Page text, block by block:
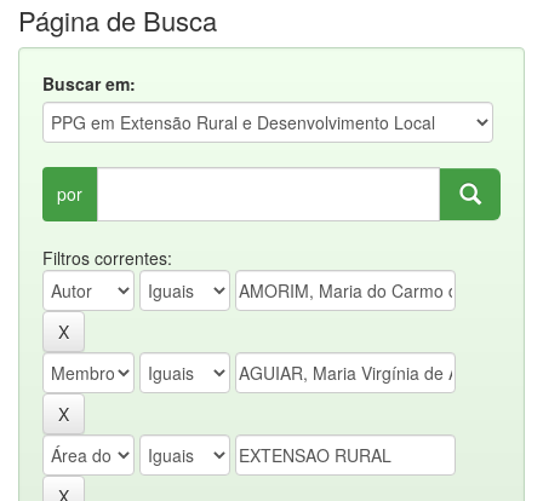
Página de Busca
Buscar em:
por
Filtros correntes: